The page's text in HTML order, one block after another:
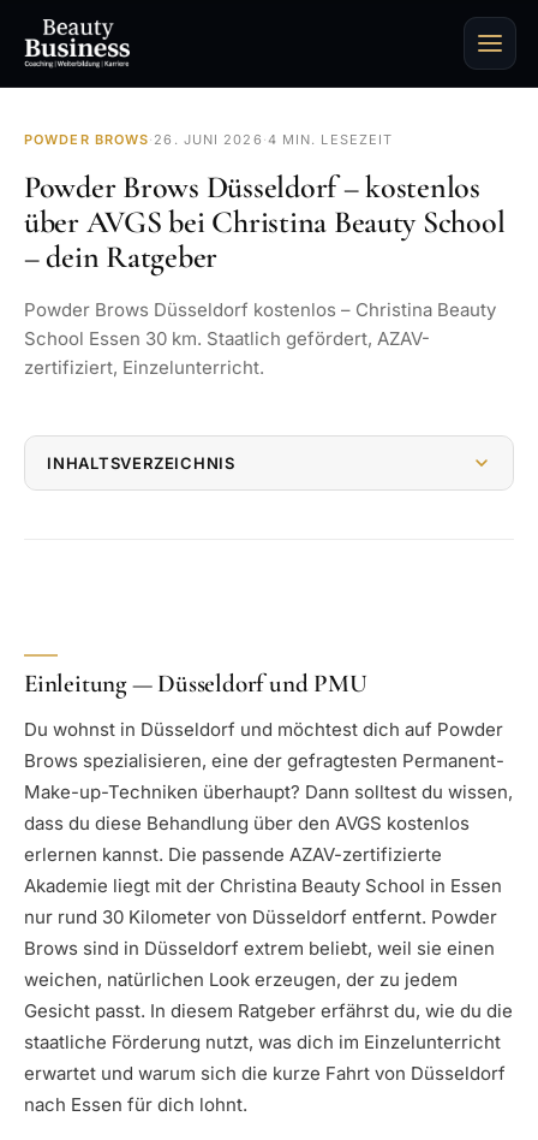
POWDER BROWS· 26. JUNI 2026 ·4 MIN. LESEZEIT
Powder Brows Düsseldorf – kostenlos
über AVGS bei Christina Beauty School
– dein Ratgeber
Powder Brows Düsseldorf kostenlos – Christina Beauty
School Essen 30 km. Staatlich gefördert, AZAV-
zertifiziert, Einzelunterricht.
INHALTSVERZEICHNIS
Einleitung — Düsseldorf und PMU
Du wohnst in Düsseldorf und möchtest dich auf Powder
Brows spezialisieren, eine der gefragtesten Permanent-
Make-up-Techniken überhaupt? Dann solltest du wissen,
dass du diese Behandlung über den AVGS kostenlos
erlernen kannst. Die passende AZAV-zertifizierte
Akademie liegt mit der Christina Beauty School in Essen
nur rund 30 Kilometer von Düsseldorf entfernt. Powder
Brows sind in Düsseldorf extrem beliebt, weil sie einen
weichen, natürlichen Look erzeugen, der zu jedem
Gesicht passt. In diesem Ratgeber erfährst du, wie du die
staatliche Förderung nutzt, was dich im Einzelunterricht
erwartet und warum sich die kurze Fahrt von Düsseldorf
nach Essen für dich lohnt.